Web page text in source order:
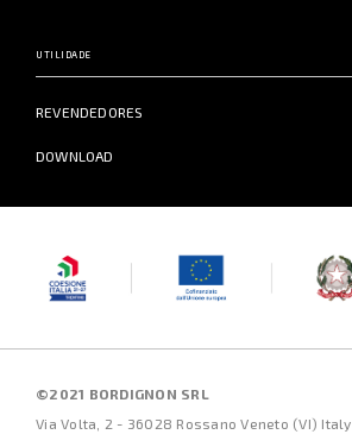
UTILIDADE
REVENDEDORES
DOWNLOAD
©2021 BORDIGNON SRL
Via Volta, 2 - 36028 Rossano Veneto (VI) Italy